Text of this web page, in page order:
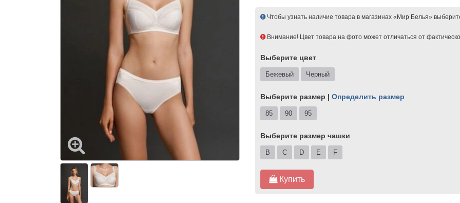
Чтобы узнать наличие товара в магазинах «Мир Белья»
Внимание! Цвет товара на фото может отличаться от
Выберите цвет
Бежевый Черный
Выберите размер | Определить размер
85 90 95
Выберите размер чашки
B C D E F
Купить